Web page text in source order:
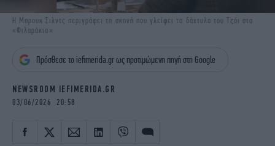
iBOOKS
ΖΩΔΙΑ
OSCARS
NEWSLETTER
Η Μπρουκ Σιλντς περιγράφει τη σκηνή που γλείφει τα δάχτυλα του Τζόι στα
«Φιλαράκια»
Πρόσθεσε το iefimerida.gr ως προτιμώμενη πηγή στη Google
NEWSROOM IEFIMERIDA.GR
03/06/2026 20:58